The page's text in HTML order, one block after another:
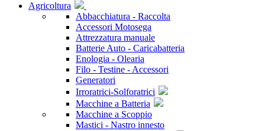
Agricoltura
Abbacchiatura - Raccolta
Accessori Motosega
Attrezzatura manuale
Batterie Auto - Caricabatteria
Enologia - Olearia
Filo - Testine - Accessori
Generatori
Irroratrici-Solforatrici
Macchine a Batteria
Macchine a Scoppio
Mastici - Nastro innesto